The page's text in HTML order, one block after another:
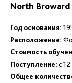
North
Год основания:
Расположение:
Стоимость
Поступление: с
Общее